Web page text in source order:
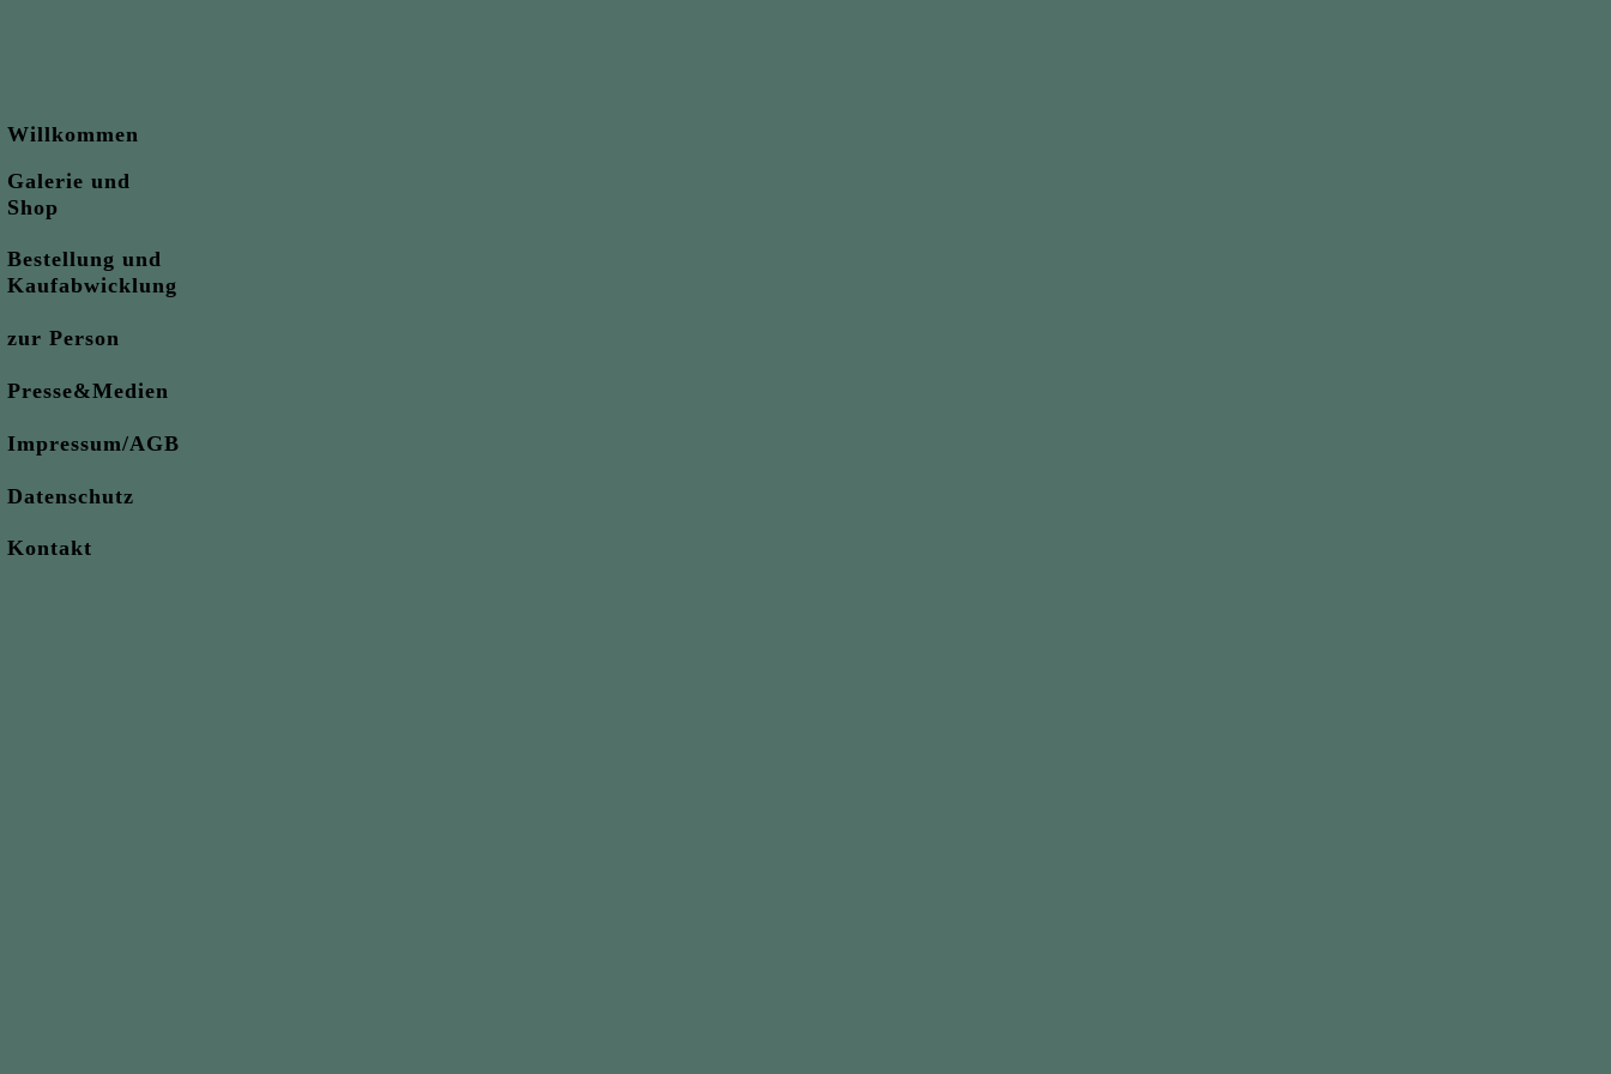
Willkommen
Galerie und
Shop
Bestellung und
Kaufabwicklung
zur Person
Presse&Medien
Impressum/AGB
Datenschutz
Kontakt